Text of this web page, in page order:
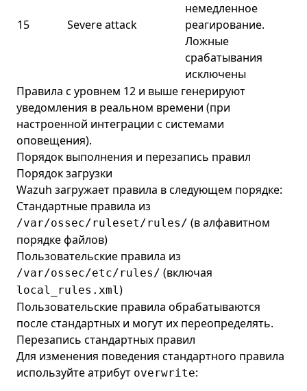
15 Severe attack
немедленное
реагирование.
Ложные
срабатывания
исключены
Правила с уровнем 12 и выше генерируют
уведомления в реальном времени (при
настроенной интеграции с системами
оповещения).
Порядок выполнения и перезапись правил
Порядок загрузки
Wazuh загружает правила в следующем порядке:
Стандартные правила из
/var/ossec/ruleset/rules/ (в алфавитном
порядке файлов)
Пользовательские правила из
/var/ossec/etc/rules/ (включая
local_rules.xml)
Пользовательские правила обрабатываются
после стандартных и могут их переопределять.
Перезапись стандартных правил
Для изменения поведения стандартного правила
используйте атрибут overwrite: